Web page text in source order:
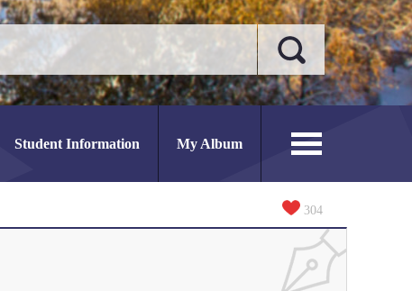
Student Information My Album
304